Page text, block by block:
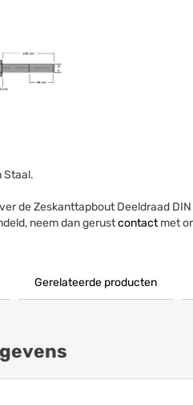
Staal.
de Zeskanttapbout Deeldraad DIN
neem dan gerustcontactmet
Gerelateerde producten